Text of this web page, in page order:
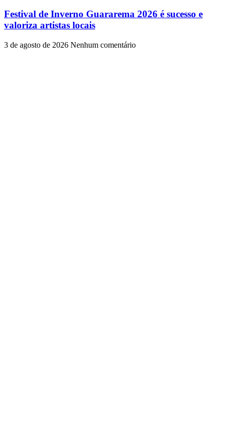
Festival de Inverno Guararema 2026 é sucesso e
valoriza artistas locais
3 de agosto de 2026 Nenhum comentário